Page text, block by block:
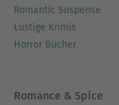
Romantic Suspense
Lustige Krimis
Horror Bücher
Romance & Spice